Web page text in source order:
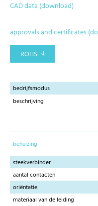
CAD data (download)
approvals and certificates
ROHS
bedrijfsmodus
beschrijving
behuizing
steekverbinder
aantal contacten
oriëntatie
materiaal van de leiding